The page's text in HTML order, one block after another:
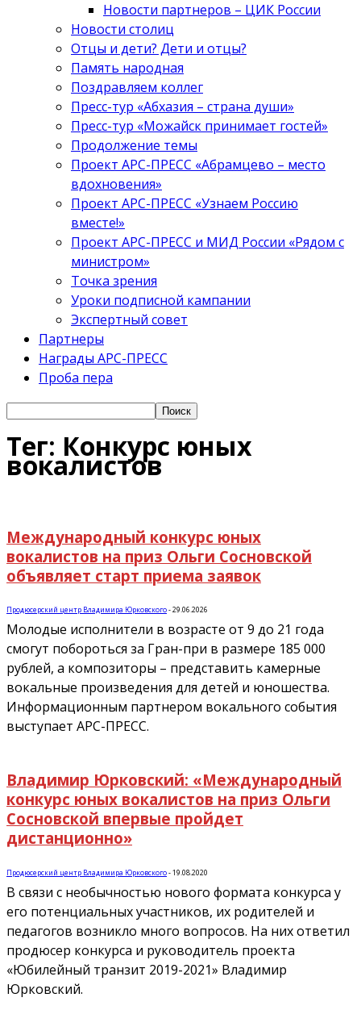
Новости партнеров – ЦИК России
Новости столиц
Отцы и дети? Дети и отцы?
Память народная
Поздравляем коллег
Пресс-тур «Абхазия – страна души»
Пресс-тур «Можайск принимает гостей»
Продолжение темы
Проект АРС-ПРЕСС «Абрамцево – место
вдохновения»
Проект АРС-ПРЕСС «Узнаем Россию
вместе!»
Проект АРС-ПРЕСС и МИД России «Рядом с
министром»
Точка зрения
Уроки подписной кампании
Экспертный совет
Партнеры
Награды АРС-ПРЕСС
Проба пера
Тег: Конкурс юных
вокалистов
Международный конкурс юных
вокалистов на приз Ольги Сосновской
объявляет старт приема заявок
Продюсерский центр Владимира Юрковского-29.06.2026
Молодые исполнители в возрасте от 9 до 21 года
смогут побороться за Гран-при в размере 185 000
рублей, а композиторы – представить камерные
вокальные произведения для детей и юношества.
Информационным партнером вокального события
выступает АРС-ПРЕСС.
Владимир Юрковский: «Международный
конкурс юных вокалистов на приз Ольги
Сосновской впервые пройдет
дистанционно»
Продюсерский центр Владимира Юрковского-19.08.2020
В связи с необычностью нового формата конкурса у
его потенциальных участников, их родителей и
педагогов возникло много вопросов. На них ответил
продюсер конкурса и руководитель проекта
«Юбилейный транзит 2019-2021» Владимир
Юрковский.